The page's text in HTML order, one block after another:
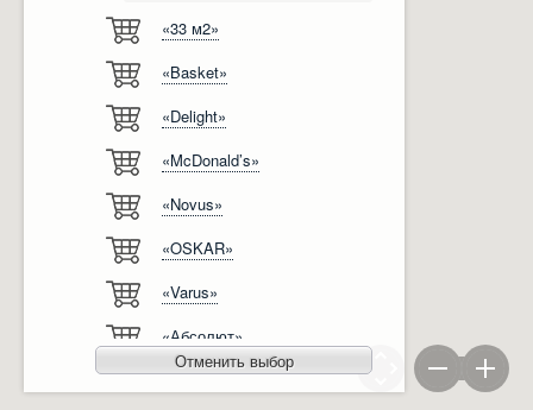
Ліцензії, сертифікати, дипломи
Автоматизація
Модернізація
«33 м2»
«Basket»
«Delight»
«McDonald’s»
«Novus»
«OSKAR»
«Varus»
«Абсолют»
«Агро-Овен»
Отменить выбор